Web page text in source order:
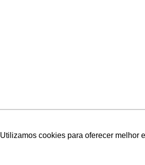
Utilizamos cookies para oferecer melhor